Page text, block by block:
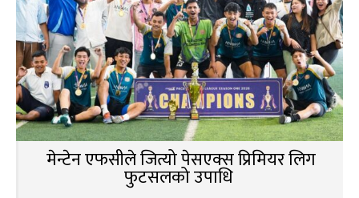
मेन्टेन एफसीले जित्यो पेसएक्स प्रिमियर लिग
फुटसलको उपाधि